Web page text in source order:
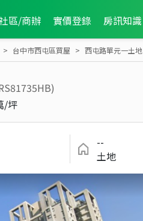
區/商辦 實價登錄 房訊知識
台中市西屯區買屋 西屯路單元一土地
/坪
--
土地